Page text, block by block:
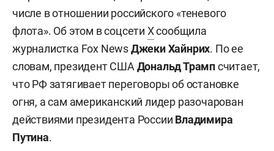
числе в отношении российского «теневого
флота». Об этом в соцсети Xсообщила
журналистка Fox NewsДжеки Хайнрих. По ее
словам, президент США Дональд Трампсчитает,
что РФ затягивает переговоры об остановке
огня, а сам американский лидер разочарован
действиями президента России Владимира
Путина.